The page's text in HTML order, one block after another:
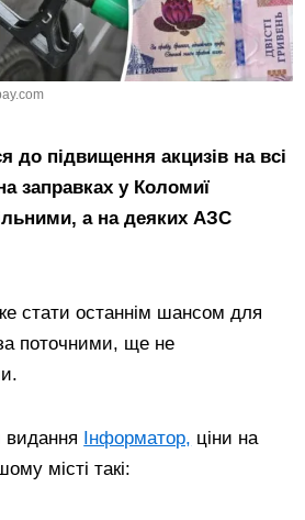
до підвищення акцизів на всі
заправках у Коломиї
а на деяких АЗС
стати останнім шансом для
поточними, ще не
видання Інформатор, ціни на
місті такі: